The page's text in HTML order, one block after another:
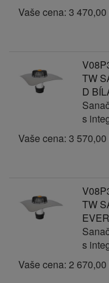
Vaše cena: 3
TW
D
s
Vaše cena: 3
TW
s
Vaše cena: 2